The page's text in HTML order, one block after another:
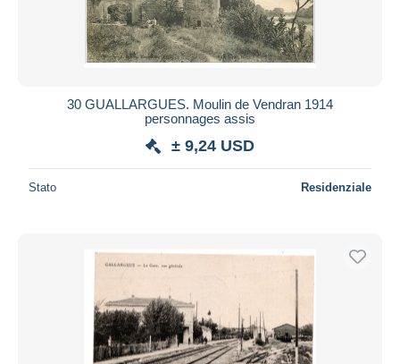
30 GUALLARGUES. Moulin de Vendran 1914
personnages assis
± 9,24 USD
Stato Residenziale